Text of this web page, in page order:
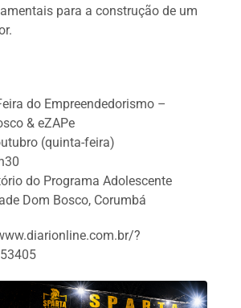
para a construção de um
do Empreendedorismo –
& eZAPe
(quinta-feira)
do Programa Adolescente
Dom Bosco, Corumbá
?